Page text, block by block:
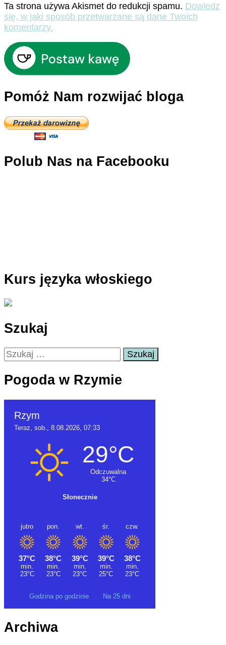
Ta strona używa Akismet do redukcji spamu. Dowiedz
się, w jaki sposób przetwarzane są dane Twoich
komentarzy.
Pomóż Nam rozwijać bloga
Polub Nas na Facebooku
Kurs języka włoskiego
Szukaj
Szukaj:
Pogoda w Rzymie
Godzina po godzinie Na 25 dni
Archiwa